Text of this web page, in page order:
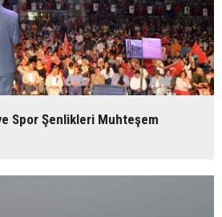
Spor Şenlikleri Muhteşem